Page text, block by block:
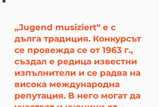
„Jugend musiziert“ е с
дълга традиция. Конкурсът
се провежда се от 1963 г.,
създал е редица известни
изпълнители и се радва на
висока международна
репутация. В него могат да